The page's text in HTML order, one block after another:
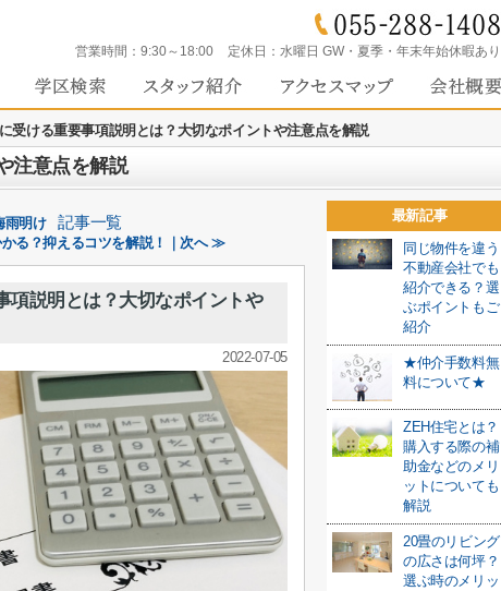
営業時間： 9:30～18:00 定休日： 水曜日 GW・夏季・年末年始休暇あり
受ける重要事項説明とは？大切なポイントや注意点を解説
注意点を解説
明け 記事一覧
る？抑えるコツを解説！｜次へ ≫
項説明とは？大切なポイントや
2022-07-05
最新記事
同じ物件を違う
不動産会社でも
紹介できる？選
ぶポイントもご
紹介
★仲介手数料無
料について★
ZEH住宅とは？
購入する際の補
助金などのメリ
ットについても
解説
20畳のリビング
の広さは何坪？
選ぶ時のメリッ